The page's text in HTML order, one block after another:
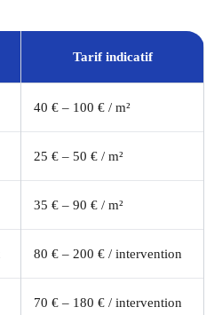
Tarif indicatif
40 € – 100 € / m²
25 € – 50 € / m²
35 € – 90 € / m²
80 € – 200 € / intervention
70 € – 180 € / intervention